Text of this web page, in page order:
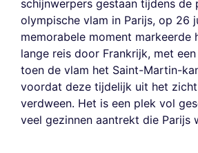
schijnwerpers gestaan tijdens de
olympische vlam in Parijs, op 26
memorabele moment markeerde
lange reis door Frankrijk, met
toen de vlam het Saint-Martin-
voordat deze tijdelijk uit het
verdween. Het is een plek vol
veel gezinnen aantrekt die Parijs